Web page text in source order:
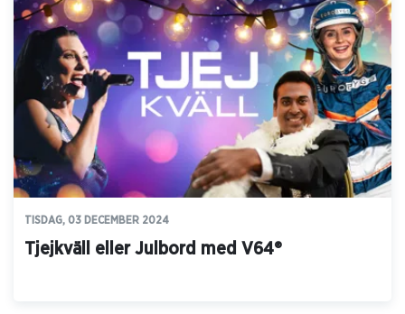
TISDAG, 03 DECEMBER 2024
Tjejkväll eller Julbord med V64®